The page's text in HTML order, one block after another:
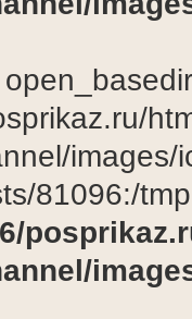
81096:/